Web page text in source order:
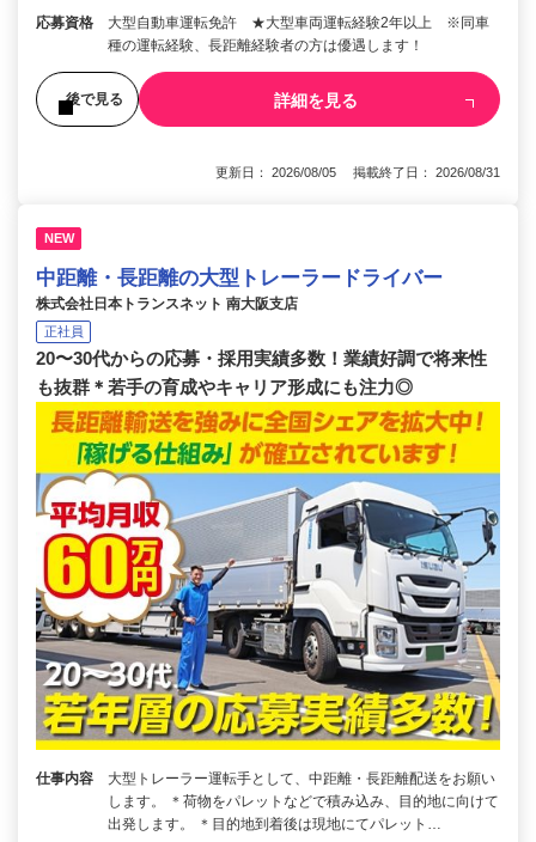
応募資格
大型自動車運転免許 ★大型車両運転経験2年以上 ※同車
種の運転経験、長距離経験者の方は優遇します！
後で見る 詳細を見る
更新日： 2026/08/05 掲載終了日： 2026/08/31
NEW
中距離・長距離の大型トレーラードライバー
株式会社日本トランスネット 南大阪支店
正社員
20〜30代からの応募・採用実績多数！業績好調で将来性
も抜群＊若手の育成やキャリア形成にも注力◎
仕事内容
大型トレーラー運転手として、中距離・長距離配送をお願い
します。 ＊荷物をパレットなどで積み込み、目的地に向けて
出発します。 ＊目的地到着後は現地にてパレット…